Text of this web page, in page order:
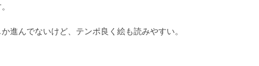
進んでないけど、テンポ良く絵も読みやすい。